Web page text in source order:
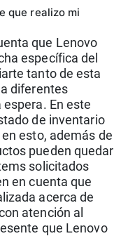
que realizo mi
que Lenovo
específica del
tanto de esta
diferentes
En este
de inventario
esto, además de
pueden quedar
solicitados
en cuenta que
acerca de
atención al
que Lenovo